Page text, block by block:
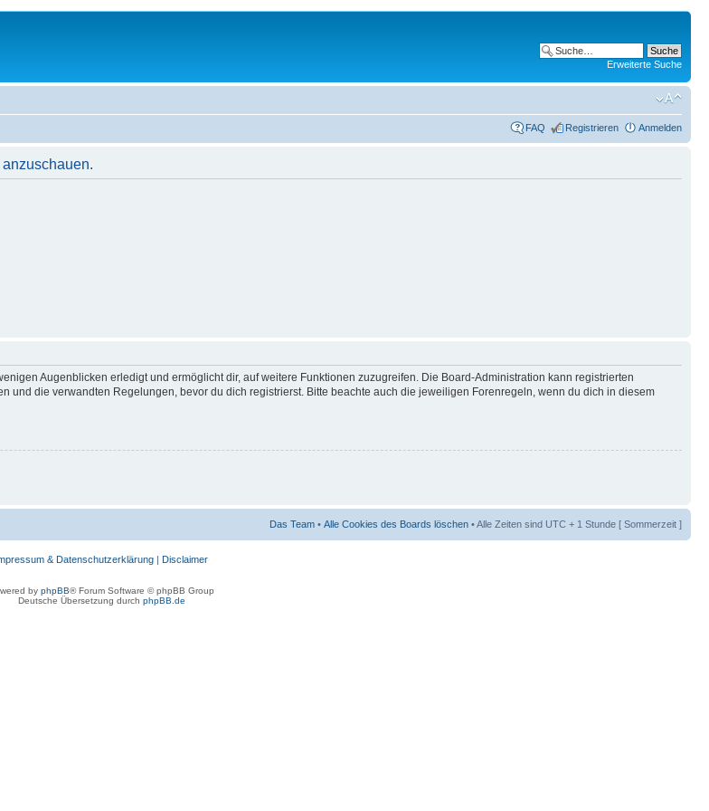
Erweiterte Suche
FAQ Registrieren Anmelden
Augenblicken erledigt und ermöglicht dir, auf weitere Funktionen zuzugreifen. Die Board-Administration kann registrierten
und die verwandten Regelungen, bevor du dich registrierst. Bitte beachte auch die jeweiligen Forenregeln, wenn du dich in diesem
Das Team • Alle Cookies des Boards löschen • Alle Zeiten sind UTC + 1 Stunde [ Sommerzeit ]
& Datenschutzerklärung | Disclaimer
by phpBB® Forum Software © phpBB Group
Deutsche Übersetzung durch phpBB.de